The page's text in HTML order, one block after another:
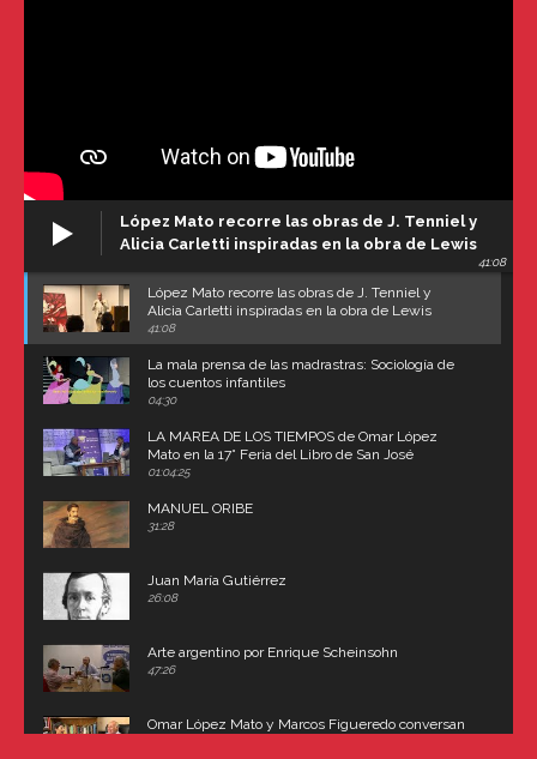
López Mato recorre las obras de J. Tenniel y
Alicia Carletti inspiradas en la obra de Lewis
41:08
López Mato recorre las obras de J. Tenniel y
Alicia Carletti inspiradas en la obra de Lewis
Carroll
41:08
La mala prensa de las madrastras: Sociología de
los cuentos infantiles
04:30
LA MAREA DE LOS TIEMPOS de Omar López
Mato en la 17° Feria del Libro de San José
(Uruguay)
01:04:25
MANUEL ORIBE
31:28
Juan María Gutiérrez
26:08
Arte argentino por Enrique Scheinsohn
47:26
Omar López Mato y Marcos Figueredo conversan